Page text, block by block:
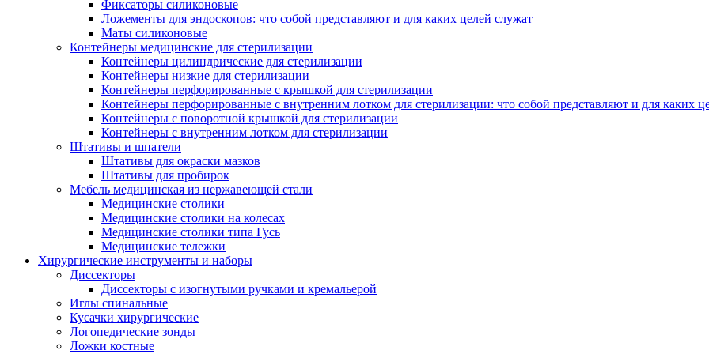
Фиксаторы силиконовые
Ложементы для эндоскопов: что собой представляют и для каких целей служат
Маты силиконовые
Контейнеры медицинские для стерилизации
Контейнеры цилиндрические для стерилизации
Контейнеры низкие для стерилизации
Контейнеры перфорированные с крышкой для стерилизации
Контейнеры перфорированные с внутренним лотком для стерилизации: что собой представляют и для каких
Контейнеры с поворотной крышкой для стерилизации
Контейнеры с внутренним лотком для стерилизации
Штативы и шпатели
Штативы для окраски мазков
Штативы для пробирок
Мебель медицинская из нержавеющей стали
Медицинские столики
Медицинские столики на колесах
Медицинские столики типа Гусь
Медицинские тележки
Хирургические инструменты и наборы
Диссекторы
Диссекторы с изогнутыми ручками и кремальерой
Иглы спинальные
Кусачки хирургические
Логопедические зонды
Ложки костные